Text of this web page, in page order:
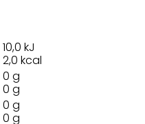
10,0 kJ
2,0 kcal
0 g
0 g
0 g
0 g